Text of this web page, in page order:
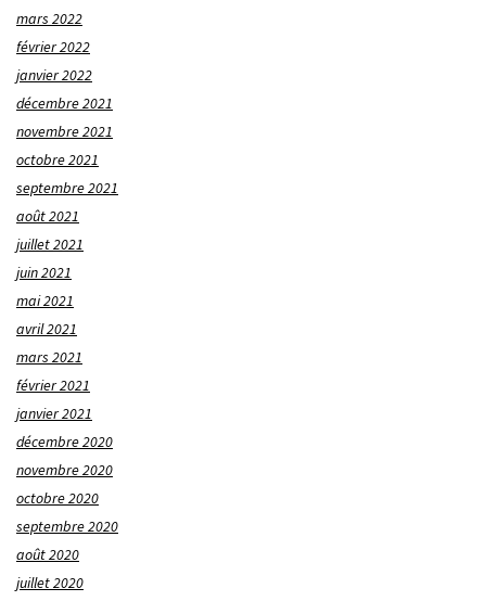
mars 2022
février 2022
janvier 2022
décembre 2021
novembre 2021
octobre 2021
septembre 2021
août 2021
juillet 2021
juin 2021
mai 2021
avril 2021
mars 2021
février 2021
janvier 2021
décembre 2020
novembre 2020
octobre 2020
septembre 2020
août 2020
juillet 2020